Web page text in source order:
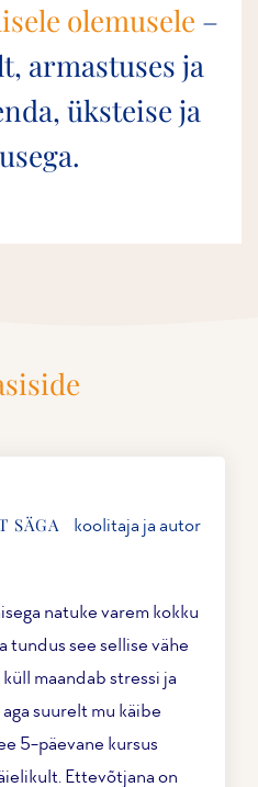
olemusele –
armastuses ja
üksteise ja
SÄGA koolitaja ja autor
natuke varem kokku
tundus see sellise vähe
maandab stressi ja
suurelt mu käibe
5-päevane kursus
Ettevõtjana on